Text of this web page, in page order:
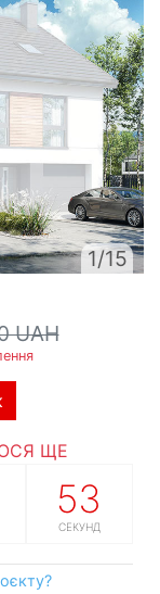
1/15
UAH
ЩЕ
52
СЕКУНД